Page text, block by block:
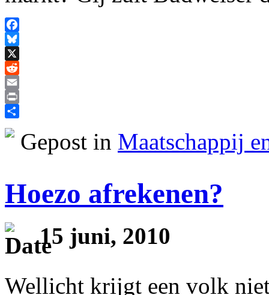
Facebook
Bluesky
X
Reddit
Email
Print
Gepost in Maatschappij
Hoezo afrekenen?
15 juni, 2010
Wellicht krijgt een volk